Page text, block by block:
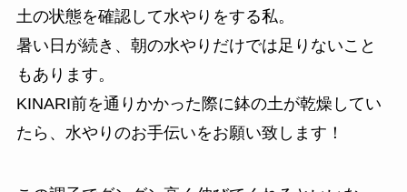
土の状態を確認して水やりをする私。
暑い日が続き、朝の水やりだけでは足りないこと
もあります。
KINARI前を通りかかった際に鉢の土が乾燥してい
たら、水やりのお手伝いをお願い致します！